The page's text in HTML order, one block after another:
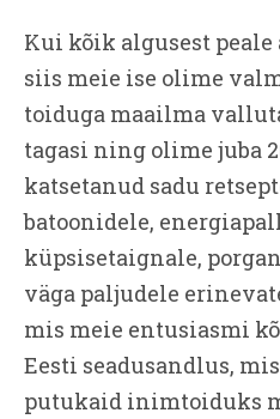
Kui kõik algusest peale
siis meie ise olime
toiduga maailma
tagasi ning olime juba
katsetanud sadu
batoonidele,
küpsisetaignale,
väga paljudele
mis meie entusiasmi
Eesti seadusandlus,
putukaid inimtoiduks